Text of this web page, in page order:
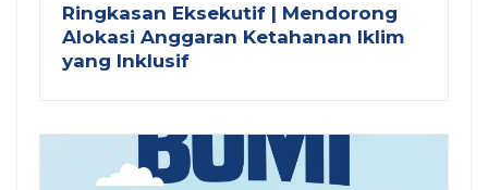
Ringkasan Eksekutif | Mendorong
Alokasi Anggaran Ketahanan Iklim
yang Inklusif